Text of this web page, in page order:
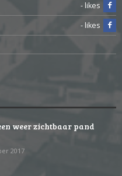
- likes
- likes
weer zichtbaar pand
2017